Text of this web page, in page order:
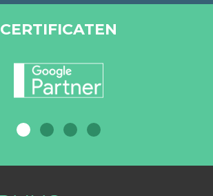
CERTIFICATEN